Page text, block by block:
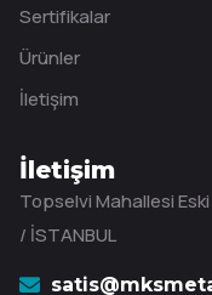
Sertifikalar
Ürünler
İletişim
İletişim
Topselvi Mahallesi
/ İSTANBUL